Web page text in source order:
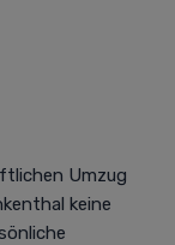
Umzug
keine